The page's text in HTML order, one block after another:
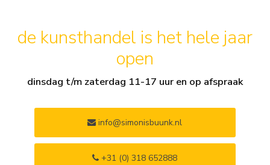
de kunsthandel is het hele jaar
open
dinsdag t/m zaterdag 11-17 uur en op afspraak
info@simonisbuunk.nl
+31 (0) 318 652888